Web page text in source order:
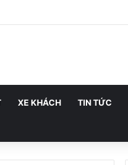
XE KHÁCH TIN TỨC